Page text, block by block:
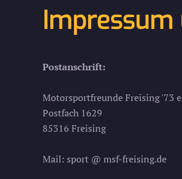
Impressum
Postanschrift:
Motorsportfreunde Freising '73
Postfach 1629
85316 Freising
Mail: sport @ msf-freising.de